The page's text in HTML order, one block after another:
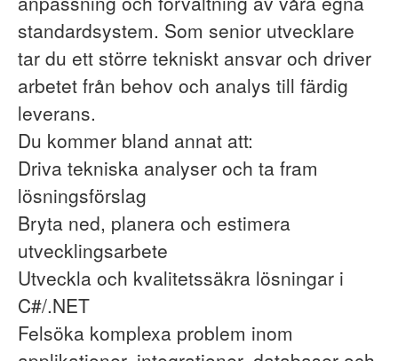
standardsystem. Som senior utvecklare
tar du ett större tekniskt ansvar och driver
arbetet från behov och analys till färdig
leverans.
Du kommer bland annat att:
Driva tekniska analyser och ta fram
lösningsförslag
Bryta ned, planera och estimera
utvecklingsarbete
Utveckla och kvalitetssäkra lösningar i
C#/.NET
Felsöka komplexa problem inom